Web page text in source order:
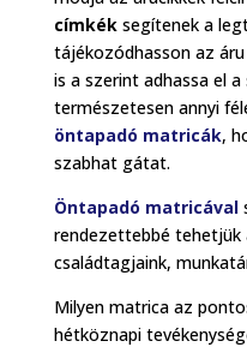
címkék segítenek a
tájékozódhasson az
is a szerint adhassa el
természetesen annyi
öntapadó matricák,
szabhat gátat.
Öntapadó matricával
rendezettebbé
családtagjaink,
Milyen matrica az
hétköznapi